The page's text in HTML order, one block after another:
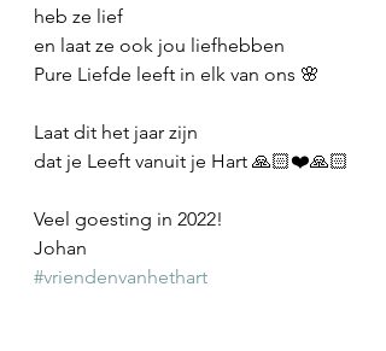
heb ze lief
en laat ze ook jou liefhebben
Pure Liefde leeft in elk van ons 🌸
Laat dit het jaar zijn
dat je Leeft vanuit je Hart 🙏🏻❤️🙏🏻
Veel goesting in 2022!
Johan
#vriendenvanhethart